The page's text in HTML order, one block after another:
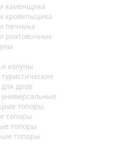
каменщика
кровельщика
печника
рихтовочные
колуны
дров
топоры
топоры
топоры
топоры